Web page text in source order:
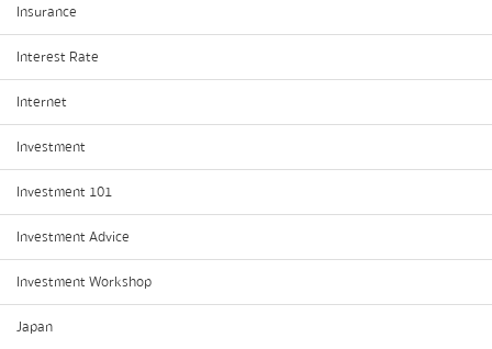
Insurance
Interest Rate
Internet
Investment
Investment 101
Investment Advice
Investment Workshop
Japan